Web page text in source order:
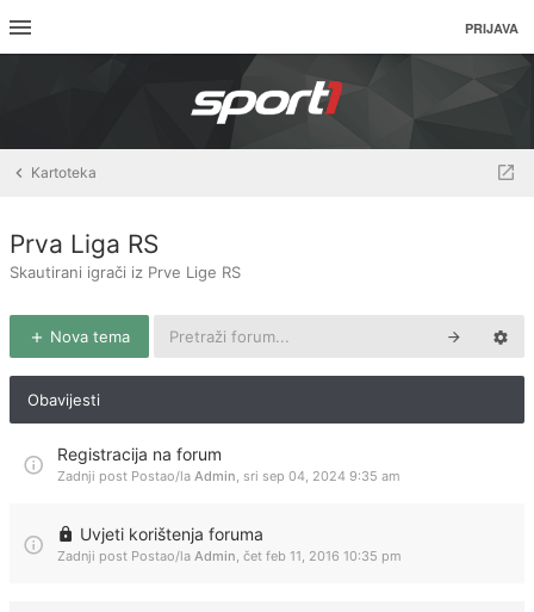
PRIJAVA
Kartoteka
Prva Liga RS
Skautirani igrači iz Prve Lige RS
Nova tema
Obavijesti
Registracija na forum
Zadnji post Postao/la Admin, sri sep 04, 2024 9:35 am
Uvjeti korištenja foruma
Zadnji post Postao/la Admin, čet feb 11, 2016 10:35 pm